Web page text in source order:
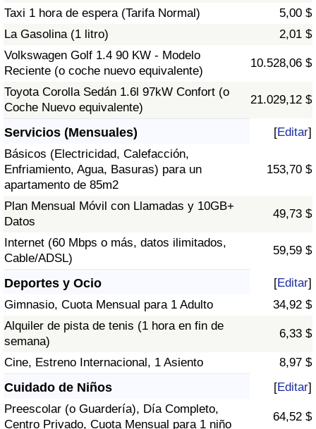
Taxi 1 hora de espera (Tarifa Normal)
5,00 $
La Gasolina (1 litro)
2,01 $
Volkswagen Golf 1.4 90 KW - Modelo
Reciente (o coche nuevo equivalente)
10.528,06 $
Toyota Corolla Sedán 1.6l 97kW Confort (o
Coche Nuevo equivalente)
21.029,12 $
Servicios (Mensuales) [Editar]
Básicos (Electricidad, Calefacción,
Enfriamiento, Agua, Basuras) para un
apartamento de 85m2
153,70 $
Plan Mensual Móvil con Llamadas y 10GB+
Datos
49,73 $
Internet (60 Mbps o más, datos ilimitados,
Cable/ADSL)
59,59 $
Deportes y Ocio [Editar]
Gimnasio, Cuota Mensual para 1 Adulto
34,92 $
Alquiler de pista de tenis (1 hora en fin de
semana)
6,33 $
Cine, Estreno Internacional, 1 Asiento 8,97 $
Cuidado de Niños [Editar]
Preescolar (o Guardería), Día Completo,
Centro Privado, Cuota Mensual para 1 niño
64,52 $